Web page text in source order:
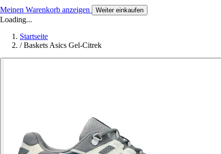
Meinen Warenkorb anzeigen Weiter einkaufen
Loading...
Startseite
/ Baskets Asics Gel-Citrek